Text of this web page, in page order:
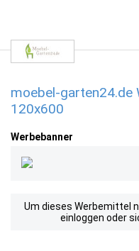
moebel-garten24.de
120x600
Werbebanner
Um dieses Werbemittel
einloggen oder